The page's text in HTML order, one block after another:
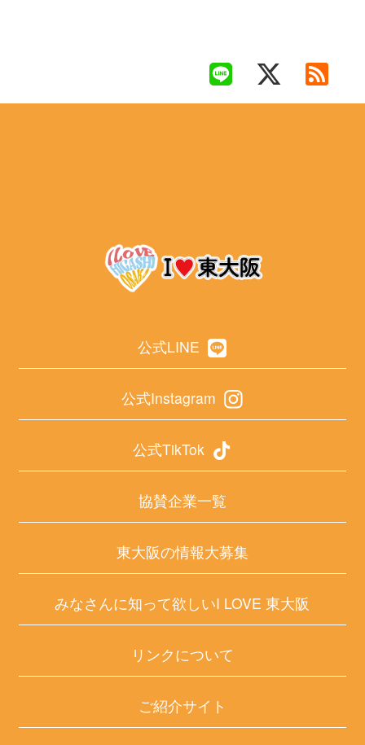
公式LINE
公式Instagram
公式TikTok
協賛企業一覧
東大阪の情報大募集
みなさんに知って欲しいI LOVE 東大阪
リンクについて
ご紹介サイト